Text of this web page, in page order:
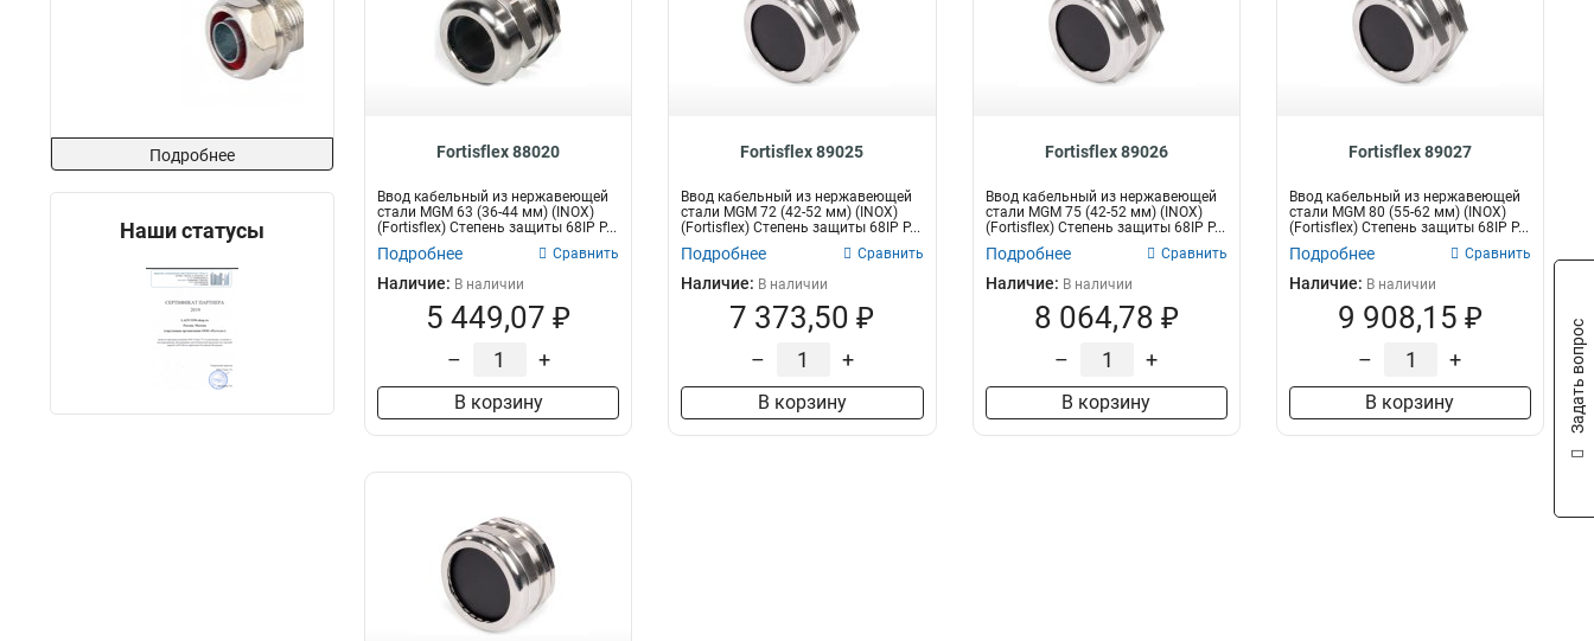
Подробнее
Наши статусы
Fortisflex 88020
Ввод кабельный из нержавеющей
стали MGM 63 (36-44 мм) (INOX)
(Fortisflex) Степень защиты 68IP Р...
Подробнее Сравнить
Наличие: В наличии
5 449,07 ₽
– +
В корзину
Fortisflex 89025
Ввод кабельный из нержавеющей
стали MGM 72 (42-52 мм) (INOX)
(Fortisflex) Степень защиты 68IP Р...
Подробнее Сравнить
Наличие: В наличии
7 373,50 ₽
– +
В корзину
Fortisflex 89026
Ввод кабельный из нержавеющей
стали MGM 75 (42-52 мм) (INOX)
(Fortisflex) Степень защиты 68IP Р...
Подробнее Сравнить
Наличие: В наличии
8 064,78 ₽
– +
В корзину
Fortisflex 89027
Ввод кабельный из нержавеющей
стали MGM 80 (55-62 мм) (INOX)
(Fortisflex) Степень защиты 68IP Р...
Подробнее Сравнить
Наличие: В наличии
9 908,15 ₽
– +
В корзину Задать вопрос